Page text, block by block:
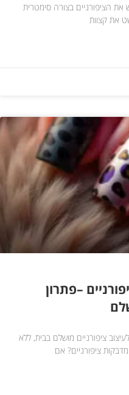
את הציפורניים בצורה סימטרית
את קצוות
–פתרון
ציפורניים מושלם בבית, ללא
ציפורניים? אם